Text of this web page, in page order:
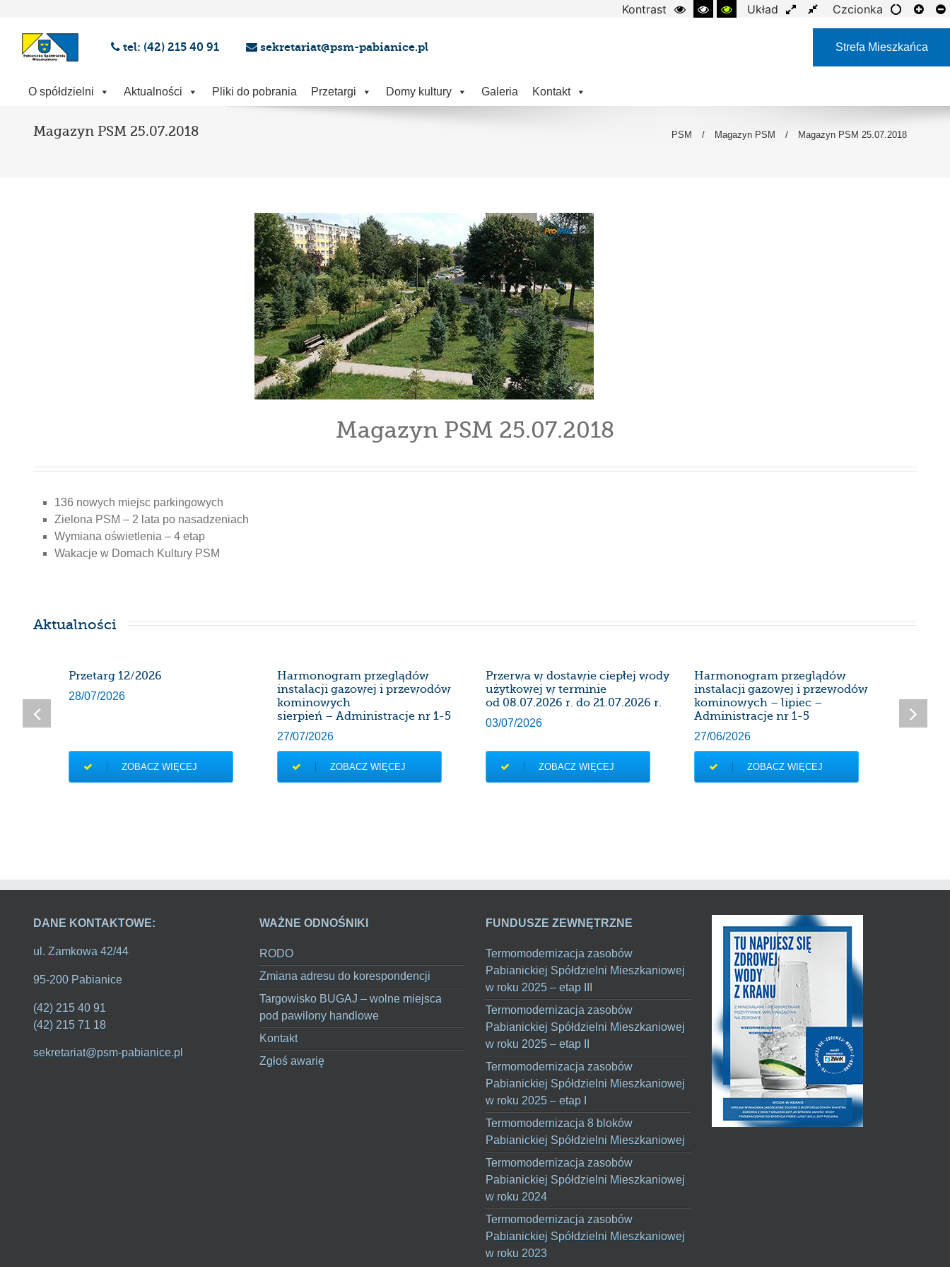
Kontrast Układ Czcionka
tel: (42) 215 40 91 sekretariat@psm-pabianice.pl Strefa Mieszkańca
O spółdzielni Aktualności Pliki do pobrania Przetargi Domy kultury Galeria Kontakt
Magazyn PSM 25.07.2018 PSM / Magazyn PSM / Magazyn PSM 25.07.2018
Magazyn PSM 25.07.2018
136 nowych miejsc parkingowych
Zielona PSM – 2 lata po nasadzeniach
Wymiana oświetlenia – 4 etap
Wakacje w Domach Kultury PSM
Aktualności
Przetarg 12/2026
28/07/2026
ZOBACZ WIĘCEJ
Harmonogram przeglądów
instalacji gazowej i przewodów
kominowych
sierpień – Administracje nr 1-5
27/07/2026
ZOBACZ WIĘCEJ
Przerwa w dostawie ciepłej wody
użytkowej w terminie
od 08.07.2026 r. do 21.07.2026 r.
03/07/2026
ZOBACZ WIĘCEJ
Harmonogram przeglądów
instalacji gazowej i przewodów
kominowych – lipiec –
Administracje nr 1-5
27/06/2026
ZOBACZ WIĘCEJ
DANE KONTAKTOWE:
ul. Zamkowa 42/44
95-200 Pabianice
(42) 215 40 91
(42) 215 71 18
sekretariat@psm-pabianice.pl
WAŻNE ODNOŚNIKI
RODO
Zmiana adresu do korespondencji
Targowisko BUGAJ – wolne miejsca
pod pawilony handlowe
Kontakt
Zgłoś awarię
FUNDUSZE ZEWNĘTRZNE
Termomodernizacja zasobów
Pabianickiej Spółdzielni Mieszkaniowej
w roku 2025 – etap III
Termomodernizacja zasobów
Pabianickiej Spółdzielni Mieszkaniowej
w roku 2025 – etap II
Termomodernizacja zasobów
Pabianickiej Spółdzielni Mieszkaniowej
w roku 2025 – etap I
Termomodernizacja 8 bloków
Pabianickiej Spółdzielni Mieszkaniowej
Termomodernizacja zasobów
Pabianickiej Spółdzielni Mieszkaniowej
w roku 2024
Termomodernizacja zasobów
Pabianickiej Spółdzielni Mieszkaniowej
w roku 2023